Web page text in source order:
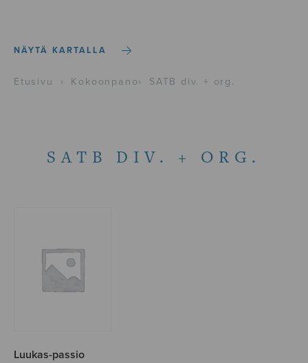
NÄYTÄ KARTALLA
Etusivu › Kokoonpano› SATB div. + org.
SATB DIV. + ORG.
Luukas-passio